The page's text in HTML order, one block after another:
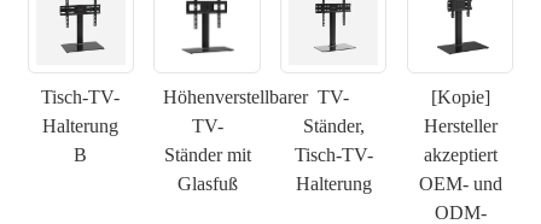
Tisch-TV-
Halterung
B
Höhenverstellbarer
TV-
Ständer mit
Glasfuß
TV-
Ständer,
Tisch-TV-
Halterung
[Kopie]
Hersteller
akzeptiert
OEM- und
ODM-
×
WÄHLE DEINE EIGENE IDENTITÄT ×